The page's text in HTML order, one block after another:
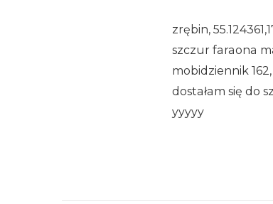
zrębin,
szczur faraona
mobidziennik
dostałam się do
yyyyy